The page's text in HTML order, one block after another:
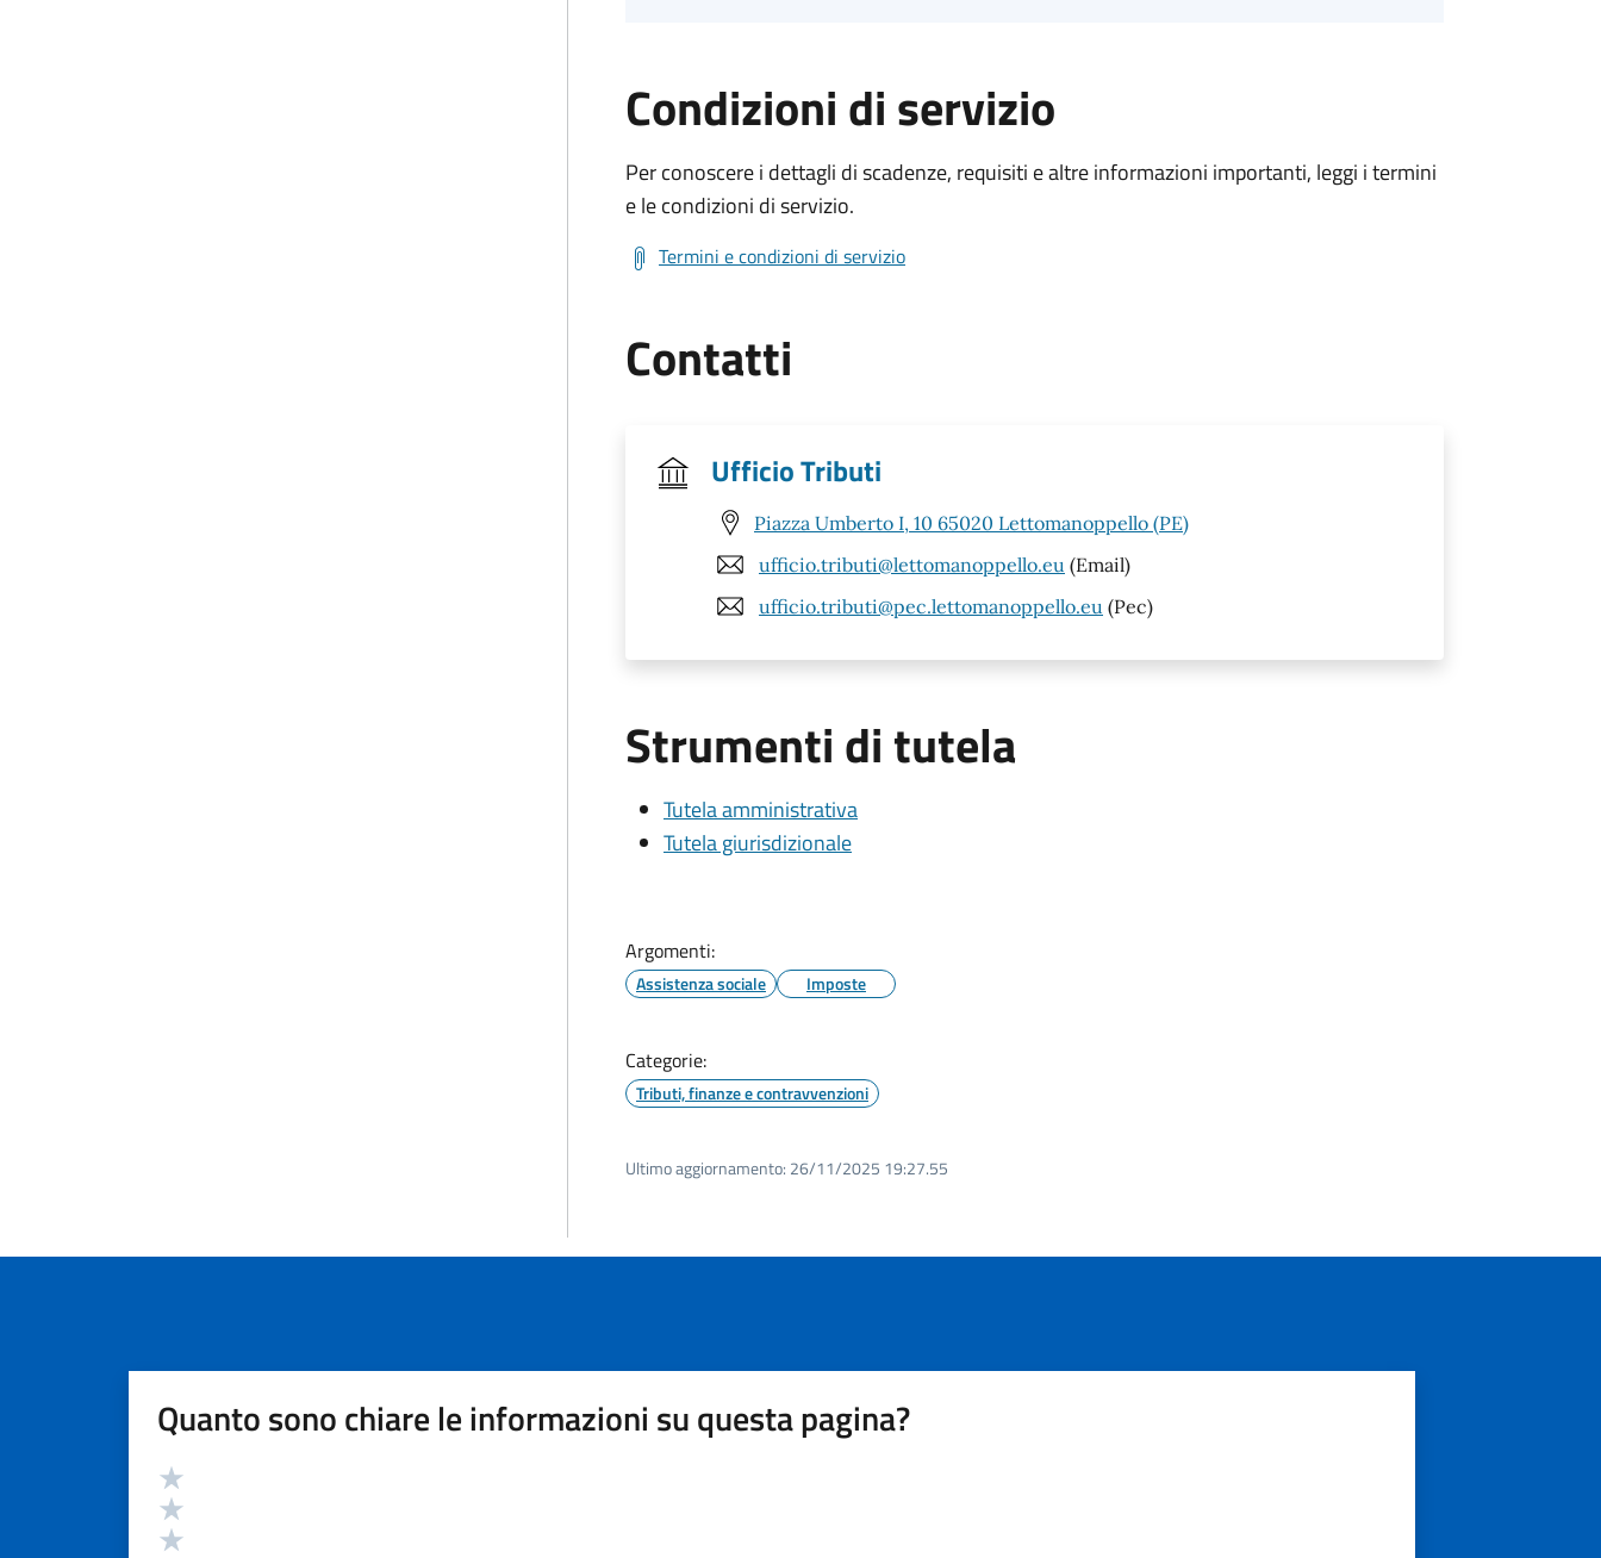
Condizioni di servizio
Per conoscere i dettagli di scadenze, requisiti e altre informazioni importanti, leggi i termini
e le condizioni di servizio.
Termini e condizioni di servizio
Contatti
Ufficio Tributi
Piazza Umberto I, 10 65020 Lettomanoppello (PE)
ufficio.tributi@lettomanoppello.eu (Email)
ufficio.tributi@pec.lettomanoppello.eu (Pec)
Strumenti di tutela
Tutela amministrativa
Tutela giurisdizionale
Argomenti:
Assistenza sociale Imposte
Categorie:
Tributi, finanze e contravvenzioni
Ultimo aggiornamento: 26/11/2025 19:27.55
Quanto sono chiare le informazioni su questa pagina?
Valutazione